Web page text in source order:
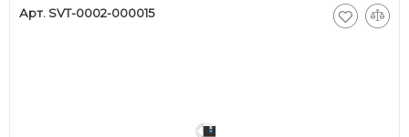
Арт. SVT-0002-000015